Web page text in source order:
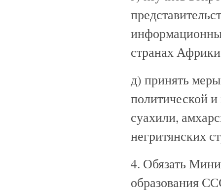
странах
д) принять
политической
суахили,
негритянских
4. Обязать
образования